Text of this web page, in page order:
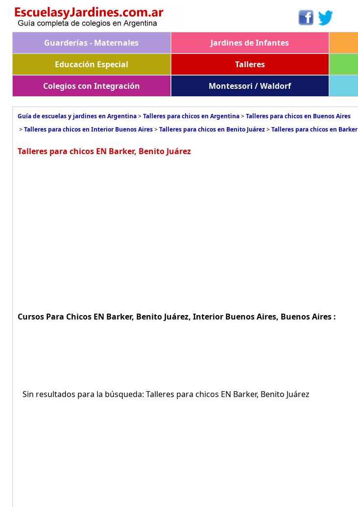
Guarderías - Maternales Jardines de Infantes
Educación Especial
Talleres
Colegios con Integración
Montessori / Waldorf
Guía de escuelas y jardines en Argentina>Talleres para chicos en Argentina>Talleres para chicos en Buenos Aires
>Talleres para chicos en Interior Buenos Aires>Talleres para chicos en Benito Juárez>Talleres para chicos en Barker
Talleres para chicos EN Barker, Benito Juárez
Cursos Para Chicos EN Barker, Benito Juárez, Interior Buenos Aires, Buenos Aires :
Sin resultados para la búsqueda: Talleres para chicos EN Barker, Benito Juárez